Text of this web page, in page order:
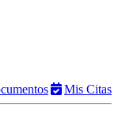
Mis Citas